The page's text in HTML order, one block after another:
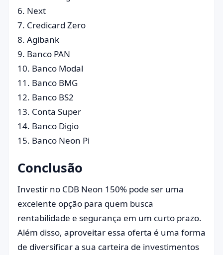
6. Next
7. Credicard Zero
8. Agibank
9. Banco PAN
10. Banco Modal
11. Banco BMG
12. Banco BS2
13. Conta Super
14. Banco Digio
15. Banco Neon Pi
Conclusão
Investir no CDB Neon 150% pode ser uma
excelente opção para quem busca
rentabilidade e segurança em um curto prazo.
Além disso, aproveitar essa oferta é uma forma
de diversificar a sua carteira de investimentos